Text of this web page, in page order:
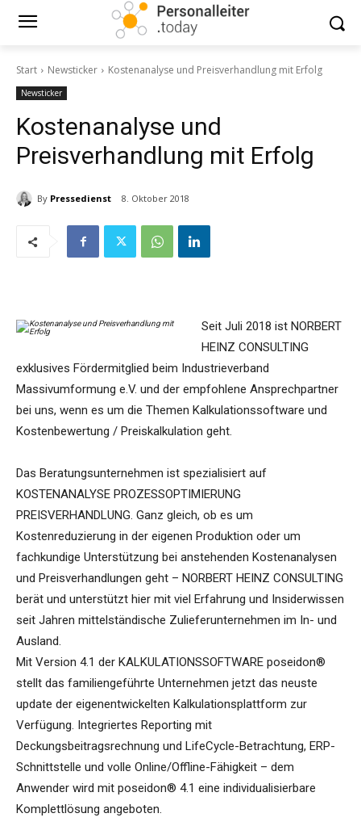
Start Newsticker Kostenanalyse und Preisverhandlung mit Erfolg
Newsticker
Kostenanalyse und
Preisverhandlung mit Erfolg
By Pressedienst 8. Oktober 2018
Seit Juli 2018 ist NORBERT
HEINZ CONSULTING
exklusives Fördermitglied beim Industrieverband
Massivumformung e.V. und der empfohlene Ansprechpartner
bei uns, wenn es um die Themen Kalkulationssoftware und
Kostenbewertung / Preiskalkulation geht.
Das Beratungsunternehmen ist spezialisiert auf
KOSTENANALYSE PROZESSOPTIMIERUNG
PREISVERHANDLUNG. Ganz gleich, ob es um
Kostenreduzierung in der eigenen Produktion oder um
fachkundige Unterstützung bei anstehenden Kostenanalysen
und Preisverhandlungen geht – NORBERT HEINZ CONSULTING
berät und unterstützt hier mit viel Erfahrung und Insiderwissen
seit Jahren mittelständische Zulieferunternehmen im In- und
Ausland.
Mit Version 4.1 der KALKULATIONSSOFTWARE poseidon®
stellt das familiengeführte Unternehmen jetzt das neuste
update der eigenentwickelten Kalkulationsplattform zur
Verfügung. Integriertes Reporting mit
Deckungsbeitragsrechnung und LifeCycle-Betrachtung, ERP-
Schnittstelle und volle Online/Offline-Fähigkeit – dem
Anwender wird mit poseidon® 4.1 eine individualisierbare
Komplettlösung angeboten.